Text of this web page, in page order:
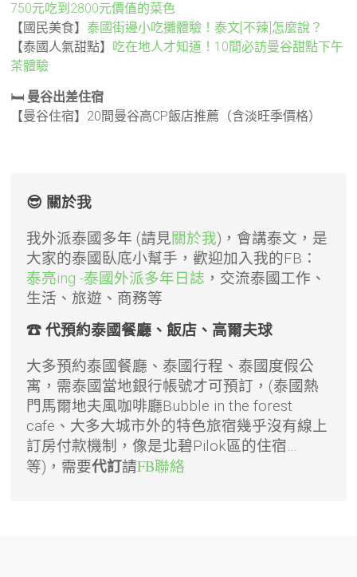
750元吃到2800元價值的菜色
【國民美食】泰國街邊小吃攤體驗！泰文[不辣]怎麼說？
【泰國人氣甜點】 吃在地人才知道！10間必訪曼谷甜點下午
茶體驗
🛏️ 曼谷出差住宿
【曼谷住宿】20間曼谷高CP飯店推薦（含淡旺季價格）
😎 關於我
我外派泰國多年 (請見關於我)，會講泰文，是
大家的泰國臥底小幫手，歡迎加入我的FB：
泰亮ing -泰國外派多年日誌 ，交流泰國工作、
生活、旅遊、商務等
☎ 代預約泰國餐廳、飯店、高爾夫球
大多預約泰國餐廳、泰國行程、泰國度假公
寓，需泰國當地銀行帳號才可預訂，(泰國熱
門馬爾地夫風咖啡廳Bubble in the forest
cafe、大多大城市外的特色旅宿幾乎沒有線上
訂房付款機制，像是北碧Pilok區的住宿…
等)，需要代訂請FB聯絡